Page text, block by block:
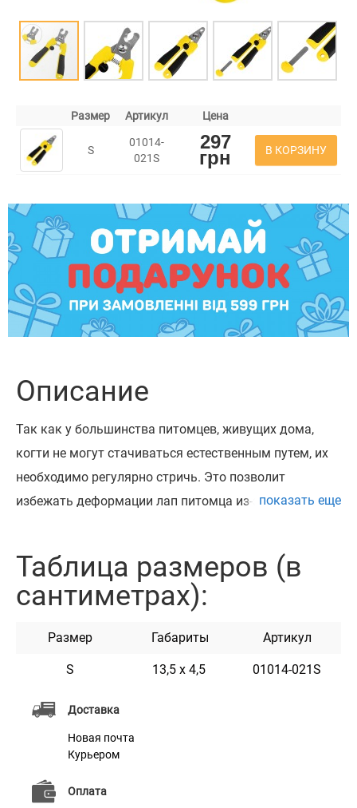
Размер Артикул Цена
S
01014-
021S
297
грн В КОРЗИНУ
Доставка
Новая почта
Курьером
Оплата
Описание
Так как у большинства питомцев, живущих дома,
когти не могут стачиваться естественным путем, их
необходимо регулярно стричь. Это позволит
избежать деформации лап питомца из-за чрезмерно
и крупных пород, а пилочка которая расположена в
ручке позволит нашлифовать когти при
длительное время будет оставаться достаточно
острым. Когтерез Bronzedog – незаменимая и
питомцем.
показать еще
Таблица размеров (в
сантиметрах):
Размер Габариты Артикул
S 13,5 х 4,5 01014-021S